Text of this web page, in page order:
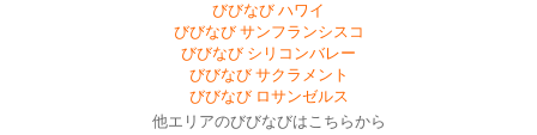
びびなび ハワイ
びびなび サンフランシスコ
びびなび シリコンバレー
びびなび サクラメント
びびなび ロサンゼルス
他エリアのびびなびはこちらから